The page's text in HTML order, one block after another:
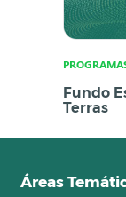
Fundo
Terras
Áreas